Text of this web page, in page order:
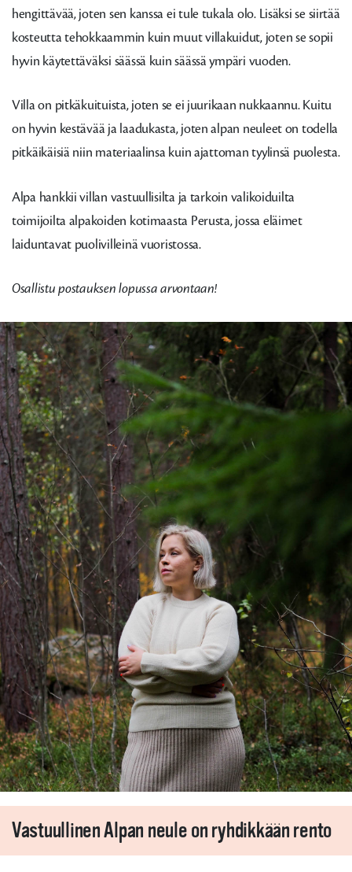
hengittävää, joten sen kanssa ei tule tukala olo. Lisäksi se siirtää
kosteutta tehokkaammin kuin muut villakuidut, joten se sopii
hyvin käytettäväksi säässä kuin säässä ympäri vuoden.
Villa on pitkäkuituista, joten se ei juurikaan nukkaannu. Kuitu
on hyvin kestävää ja laadukasta, joten alpan neuleet on todella
pitkäikäisiä niin materiaalinsa kuin ajattoman tyylinsä puolesta.
Alpa hankkii villan vastuullisilta ja tarkoin valikoiduilta
toimijoilta alpakoiden kotimaasta Perusta, jossa eläimet
laiduntavat puolivilleinä vuoristossa.
Osallistu postauksen lopussa arvontaan!
Vastuullinen Alpan neule on ryhdikkään rento